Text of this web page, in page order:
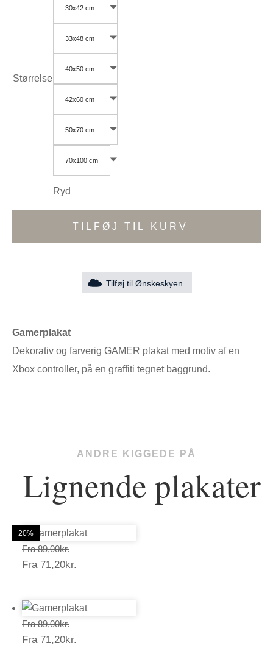
Størrelse
30x42 cm
33x48 cm
40x50 cm
42x60 cm
50x70 cm
70x100 cm
Ryd
TILFØJ TIL KURV
Tilføj til Ønskeskyen
Gamerplakat
Dekorativ og farverig GAMER plakat med motiv af en
Xbox controller, på en graffiti tegnet baggrund.
ANDRE KIGGEDE PÅ
Lignende plakater
20%
Fra 89,00kr.Prisinterval:
89,00kr.
Fra 71,20kr.
20%
Fra 89,00kr.Prisinterval:
89,00kr.
Fra 71,20kr.
20%
20%
20%
20%